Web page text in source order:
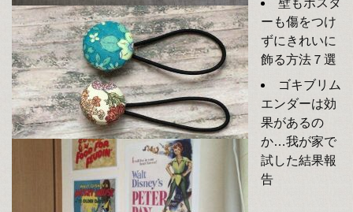
ーも傷をつけ
ずにきれいに
飾る方法７選
ゴキブリム
エンダーは効
果があるの
か…我が家で
試した結果報
告